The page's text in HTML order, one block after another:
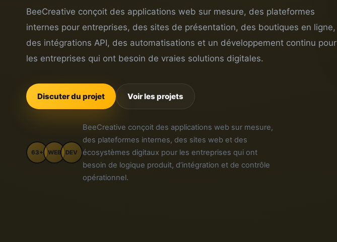
BeeCreative conçoit des applications web sur mesure, des plateformes
internes pour entreprises, des sites de présentation, des boutiques en ligne,
des intégrations API, des automatisations et un développement continu pour
les entreprises qui ont besoin de vraies solutions digitales.
Discuter du projet Voir les projets
63+ WEB DEV
BeeCreative conçoit des applications web sur mesure,
des plateformes internes, des sites web et des
écosystèmes digitaux pour les entreprises qui ont
besoin de logique produit, d’intégration et de contrôle
opérationnel.